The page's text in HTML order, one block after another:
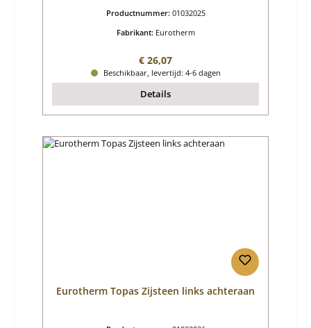
Productnummer: 01032025
Fabrikant: Eurotherm
Normale prijs:
€ 26,07
Beschikbaar, levertijd: 4-6 dagen
Details
Eurotherm Topas Zijsteen links achteraan